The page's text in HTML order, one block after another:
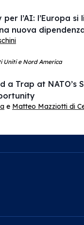
l’AI: l’Europa
nuova
Uniti e Nord America
a Trap at NATO’s
e Matteo Mazziotti di